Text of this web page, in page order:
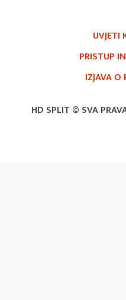
HD SPLIT © SVA
UVJETI
PRISTUP
IZJAVA